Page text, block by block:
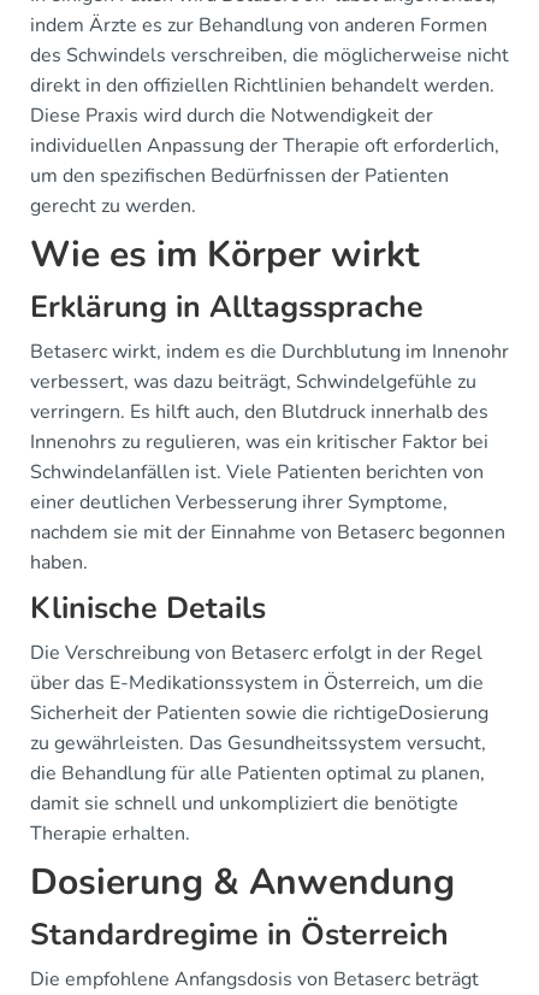
indem Ärzte es zur Behandlung von anderen Formen
des Schwindels verschreiben, die möglicherweise nicht
direkt in den offiziellen Richtlinien behandelt werden.
Diese Praxis wird durch die Notwendigkeit der
individuellen Anpassung der Therapie oft erforderlich,
um den spezifischen Bedürfnissen der Patienten
gerecht zu werden.
Wie es im Körper wirkt
Erklärung in Alltagssprache
Betaserc wirkt, indem es die Durchblutung im Innenohr
verbessert, was dazu beiträgt, Schwindelgefühle zu
verringern. Es hilft auch, den Blutdruck innerhalb des
Innenohrs zu regulieren, was ein kritischer Faktor bei
Schwindelanfällen ist. Viele Patienten berichten von
einer deutlichen Verbesserung ihrer Symptome,
nachdem sie mit der Einnahme von Betaserc begonnen
haben.
Klinische Details
Die Verschreibung von Betaserc erfolgt in der Regel
über das E-Medikationssystem in Österreich, um die
Sicherheit der Patienten sowie die richtigeDosierung
zu gewährleisten. Das Gesundheitssystem versucht,
die Behandlung für alle Patienten optimal zu planen,
damit sie schnell und unkompliziert die benötigte
Therapie erhalten.
Dosierung & Anwendung
Standardregime in Österreich
Die empfohlene Anfangsdosis von Betaserc beträgt